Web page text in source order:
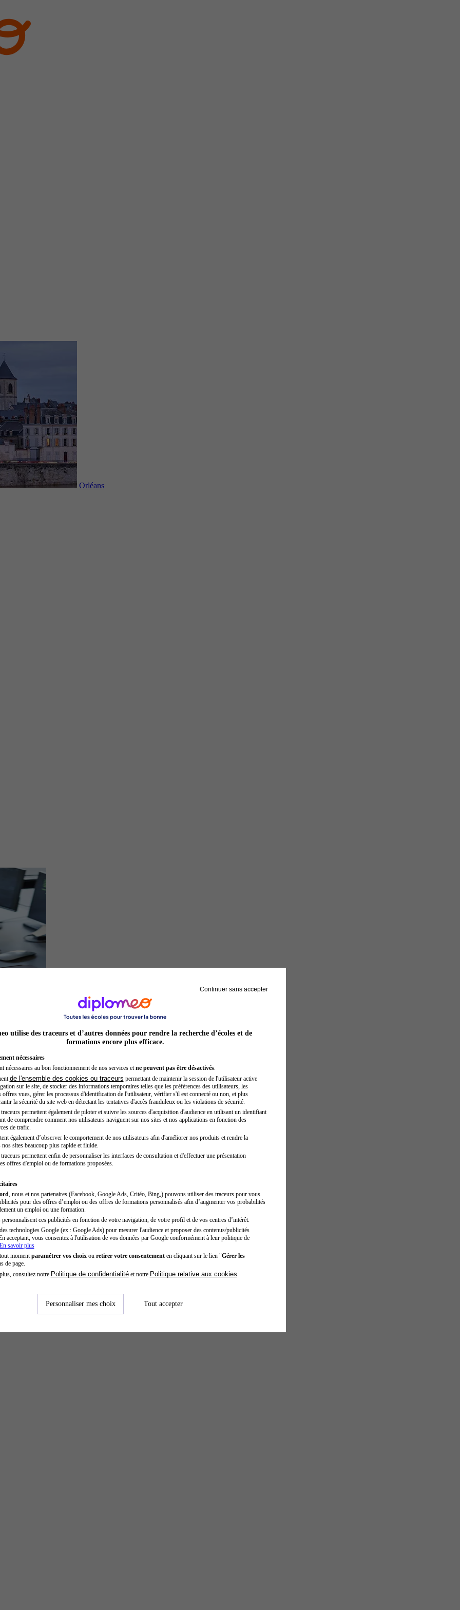
Orléans
Développeur web
Continuer sans accepter
utilise des traceurs et d’autres données pour rendre la recherche d’écoles et de
formations encore plus efficace.
nécessaires
nécessaires au bon fonctionnement de nos services et ne peuvent pas être désactivés.
de l'ensemble des cookies ou traceurs permettant de maintenir la session de l'utilisateur active
sur le site, de stocker des informations temporaires telles que les préférences des utilisateurs, les
offres vues, gérer les processus d'identification de l'utilisateur, vérifier s'il est connecté ou non, et plus
la sécurité du site web en détectant les tentatives d'accès frauduleux ou les violations de sécurité.
permettent également de piloter et suivre les sources d'acquisition d'audience en utilisant un identifiant
de comprendre comment nos utilisateurs naviguent sur nos sites et nos applications en fonction des
de trafic.
également d’observer le comportement de nos utilisateurs afin d'améliorer nos produits et rendre la
sites beaucoup plus rapide et fluide.
permettent enfin de personnaliser les interfaces de consultation et d'effectuer une présentation
offres d'emploi ou de formations proposées.
, nous et nos partenaires (Facebook, Google Ads, Critéo, Bing,) pouvons utiliser des traceurs pour vous
pour des offres d’emploi ou des offres de formations personnalisés afin d’augmenter vos probabilités
un emploi ou une formation.
ces publicités en fonction de votre navigation, de votre profil et de vos centres d’intérêt.
technologies Google (ex : Google Ads) pour mesurer l'audience et proposer des contenus/publicités
acceptant, vous consentez à l'utilisation de vos données par Google conformément à leur politique de
savoir plus
moment paramétrer vos choixou retirer votre consentementen cliquant sur le lien "Gérer les
de page.
consultez notre Politique de confidentialitéet notre Politique relative aux cookies
Personnaliser mes choix Tout accepter